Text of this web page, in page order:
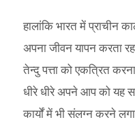
हालांकि भारत में प्राचीन
अपना जीवन यापन करता
तेन्दु पत्ता को एकत्रित
धीरे धीरे अपने आप को यह
कार्यों में भी संलग्न करने